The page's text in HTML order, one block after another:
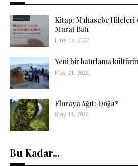
Kitap: Muhasebe Hileleri
Murat Batı
June 04, 2022
Yeni bir hatırlama
May 21, 2022
Floraya Ağıt: Doğa*
May 11, 2022
Bu Kadar...